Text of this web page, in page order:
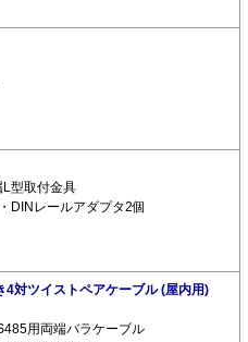
L型取付金具
DINレールアダプタ2個
4対ツイストペアケーブル (屋内用)
用両端バラケーブル